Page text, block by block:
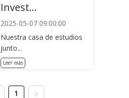
Invest...
2025-05-07 09:00:00
Nuestra casa de estudios
junto...
Leer más
1